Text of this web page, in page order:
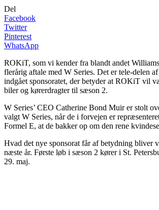
Del
Facebook
Twitter
Pinterest
WhatsApp
ROKiT, som vi kender fra blandt andet
flerårig aftale med W Series. Det er tele-delen
indgået sponsoratet, der betyder at ROKiT vil
biler og kørerdragter til sæson 2.
W Series’ CEO Catherine Bond Muir er stolt
valgt W Series, når de i forvejen er
Formel E, at de bakker op om den rene
Hvad det nye sponsorat får af betydning bliver
næste år. Første løb i sæson 2 kører i St.
29. maj.